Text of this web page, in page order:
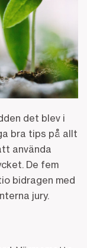
det blev i
bra tips på allt
använda
De fem
bidragen med
jury.